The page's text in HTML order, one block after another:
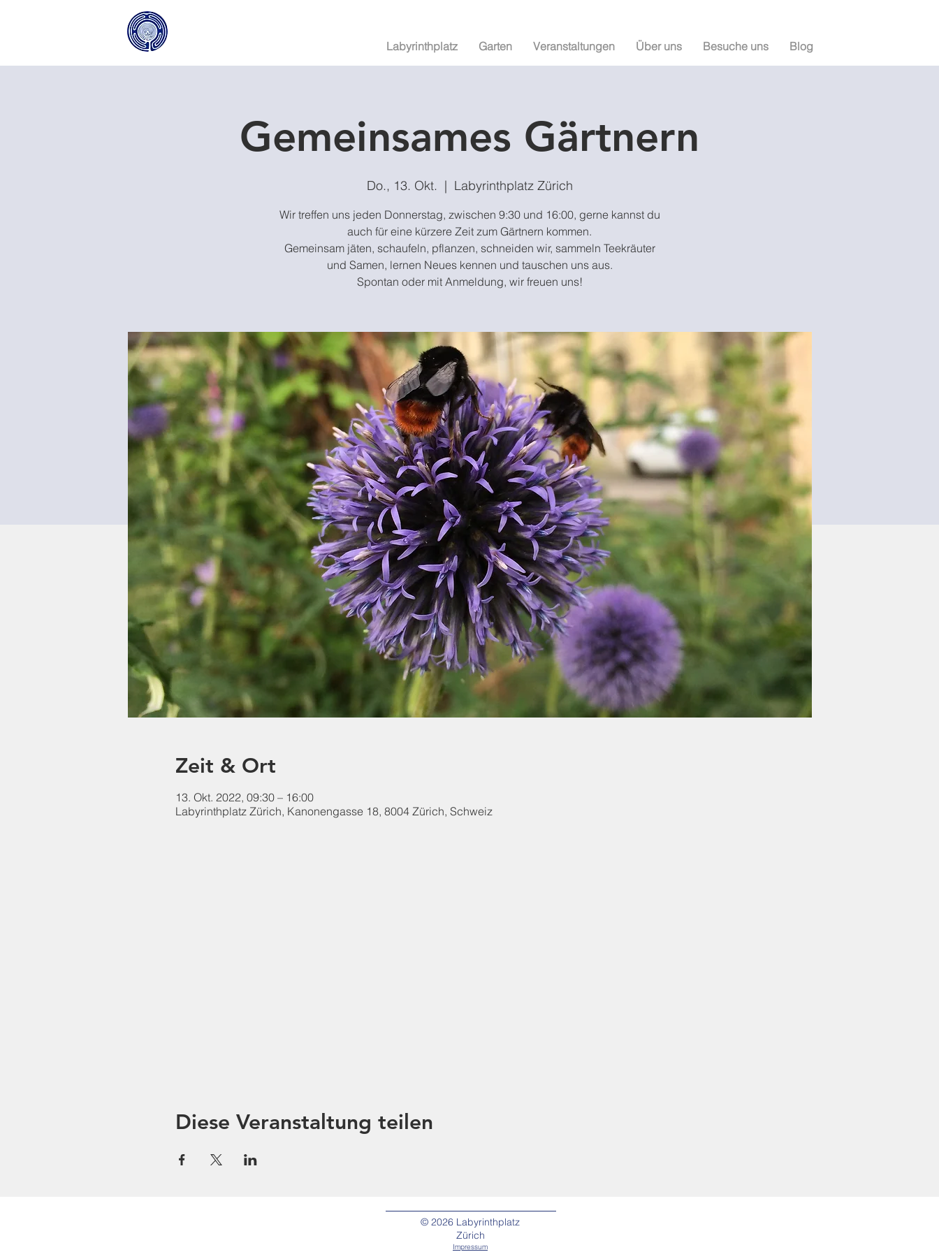
Labyrinthplatz Garten Veranstaltungen Über uns Besuche uns Blog
Gemeinsames Gärtnern
Do., 13. Okt.
  |
Labyrinthplatz Zürich
Wir treffen uns jeden Donnerstag, zwischen 9:30 und 16:00, gerne kannst du
auch für eine kürzere Zeit zum Gärtnern kommen.
Gemeinsam jäten, schaufeln, pflanzen, schneiden wir, sammeln Teekräuter
und Samen, lernen Neues kennen und tauschen uns aus.
Zeit & Ort
13. Okt. 2022, 09:30 – 16:00
Labyrinthplatz Zürich, Kanonengasse 18, 8004 Zürich, Schweiz
Diese Veranstaltung teilen
© 2026 Labyrinthplatz
Zürich
Impressum